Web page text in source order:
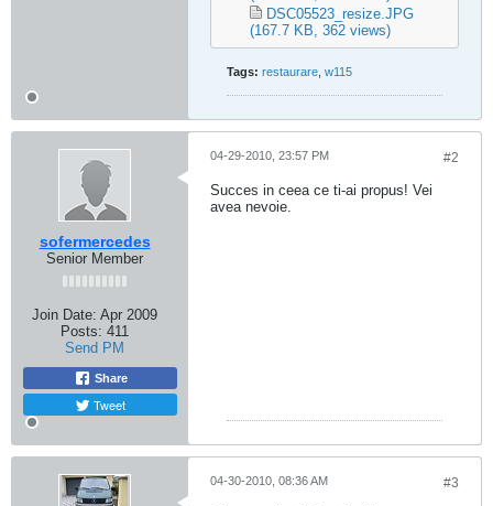
DSC05523_resize.JPG
(167.7 KB, 362 views)
Tags: restaurare w115
sofermercedes
Senior Member
Join Date: Apr 2009
Posts: 411
Send PM
Share
Tweet
#2
04-29-2010, 23:57 PM
Succes in ceea ce ti-ai propus! Vei
avea nevoie.
#3
04-30-2010, 08:36 AM